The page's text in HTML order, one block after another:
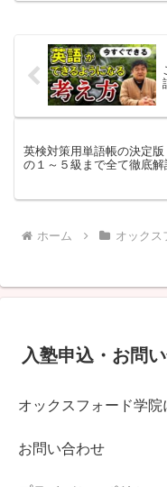
英検対策用単語帳の決定
の１～５級まで全て徹底解
ホーム オックス
入塾申込・お問
オックスフォード学院
お問い合わせ